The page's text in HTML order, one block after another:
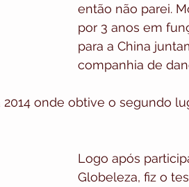
então não parei.
por 3 anos em
para a China
companhia de
onde obtive o segundo
Logo após
Globeleza, fiz o